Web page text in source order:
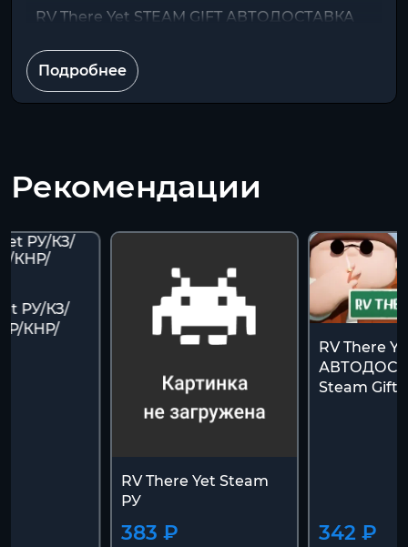
RV There Yet STEAM GIFT АВТОДОСТАВКА
Подробнее
Рекомендации
РУ/КЗ/
КНР/
RV There Yet Steam
РУ
383 ₽
RV There
Steam Gift]
342 ₽